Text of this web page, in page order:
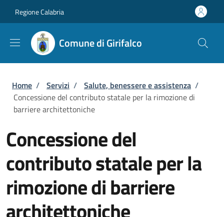
Regione Calabria
Comune di Girifalco
Briciole di pane
Home / Servizi / Salute, benessere e assistenza /
Concessione del contributo statale per la rimozione di
barriere architettoniche
Concessione del
contributo statale per la
rimozione di barriere